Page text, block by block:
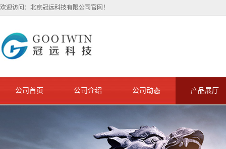
欢迎访问：北京冠远科技有限公司官网！
公司首页 公司介绍 公司动态 产品展厅